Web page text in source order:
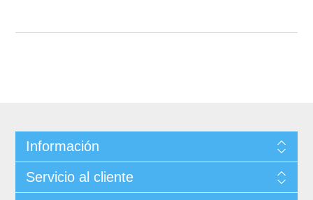
Información
Servicio al cliente